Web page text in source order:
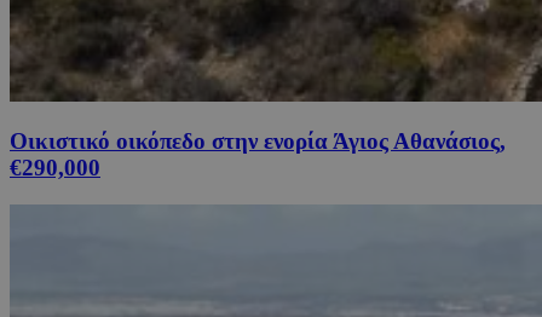
Οικιστικό οικόπεδο στην ενορία Άγιος Αθανάσιος,
€290,000